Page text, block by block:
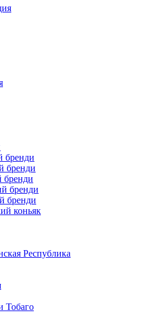
бренди
бренди
бренди
бренди
бренди
коньяк
Республика
Тобаго